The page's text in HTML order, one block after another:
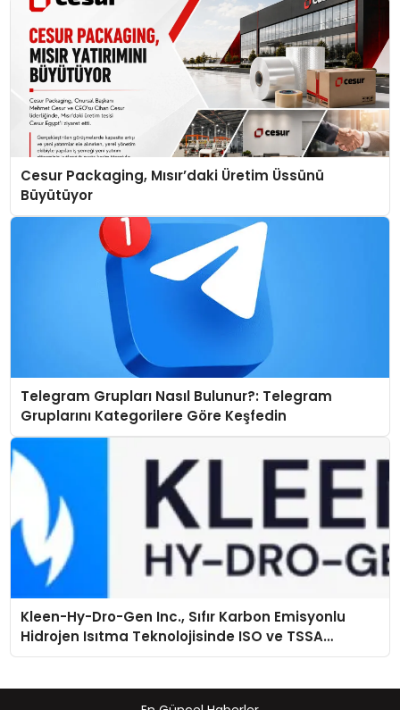
Cesur Packaging, Mısır’daki Üretim Üssünü
Büyütüyor
Telegram Grupları Nasıl Bulunur?: Telegram
Gruplarını Kategorilere Göre Keşfedin
Kleen-Hy-Dro-Gen Inc., Sıfır Karbon Emisyonlu
Hidrojen Isıtma Teknolojisinde ISO ve TSSA
Düzenleyici Onaylarını Aldı